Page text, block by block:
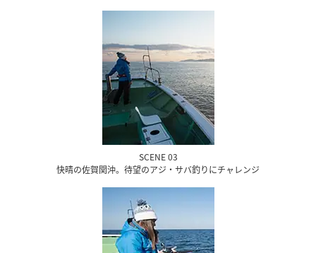
SCENE 03
快晴の佐賀関沖。待望のアジ・サバ釣りにチャレンジ